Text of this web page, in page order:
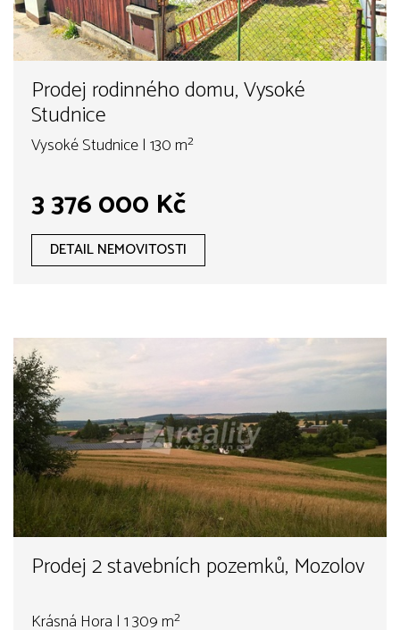
Prodej rodinného domu, Vysoké
Studnice
Vysoké Studnice | 130 m²
3 376 000 Kč
DETAIL NEMOVITOSTI
Prodej 2 stavebních pozemků, Mozolov
Krásná Hora | 1 309 m²